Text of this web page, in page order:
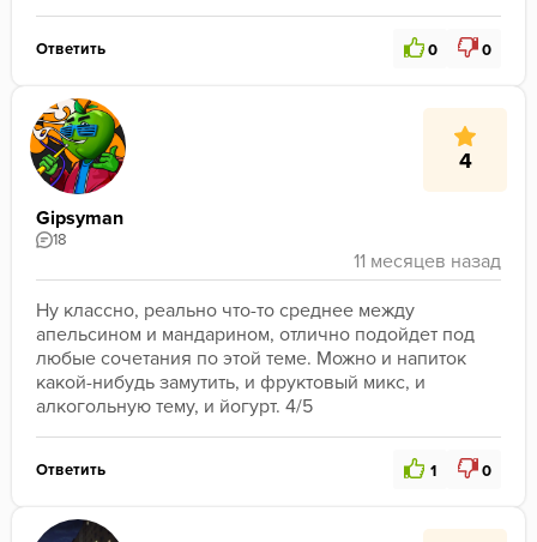
Ответить 0 0
4
Gipsyman
18
Ну классно, реально что-то среднее между
апельсином и мандарином, отлично подойдет под
любые сочетания по этой теме. Можно и напиток
какой-нибудь замутить, и фруктовый микс, и
алкогольную тему, и йогурт. 4/5
Ответить 1 0